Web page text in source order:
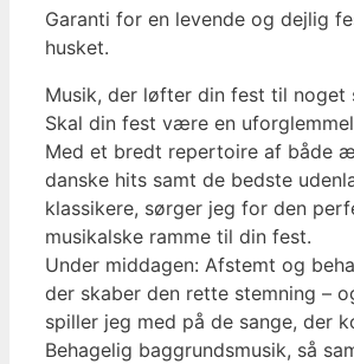
Garanti for en levende og dejlig
husket.
Musik, der løfter din fest til
Skal din fest være en
Med et bredt repertoire af både
danske hits samt de bedste
klassikere, sørger jeg for den
musikalske ramme til din fest.
Under middagen: Afstemt og
der skaber den rette stemning –
spiller jeg med på de sange, der
Behagelig baggrundsmusik, så